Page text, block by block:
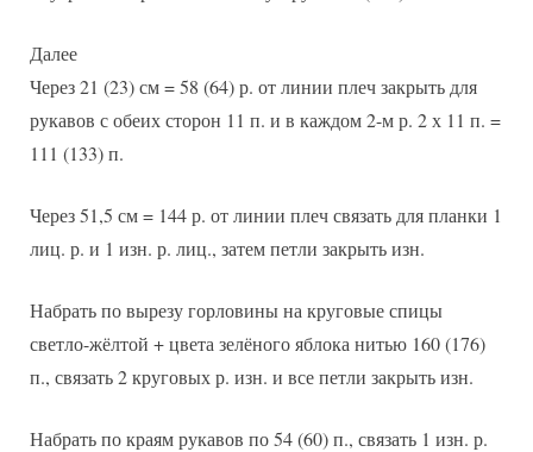
Далее
Через 21 (23) см = 58 (64) р. от линии плеч закрыть для
рукавов с обеих сторон 11 п. и в каждом 2-м р. 2 х 11 п. =
111 (133) п.
Через 51,5 см = 144 р. от линии плеч связать для планки 1
лиц. р. и 1 изн. р. лиц., затем петли закрыть изн.
Набрать по вырезу горловины на круговые спицы
светло-жёлтой + цвета зелёного яблока нитью 160 (176)
п., связать 2 круговых р. изн. и все петли закрыть изн.
Набрать по краям рукавов по 54 (60) п., связать 1 изн. р.